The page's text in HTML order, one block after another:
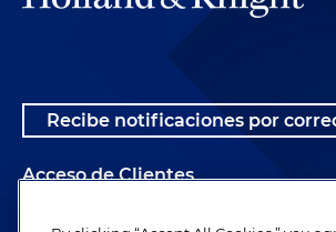
Recibe notificaciones por
Acceso de Clientes